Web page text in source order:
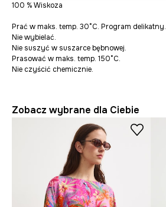
100 % Wiskoza
Prać w maks. temp. 30°C. Program delikatny.
Nie wybielać.
Nie suszyć w suszarce bębnowej.
Prasować w maks. temp. 150°C.
Nie czyścić chemicznie.
Zobacz wybrane dla Ciebie